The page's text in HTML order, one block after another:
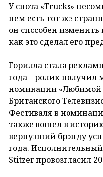
У спота «Trucks»
нем есть тот же
он способен изменить
как это сделал его
Горилла стала
года – ролик получил
номинации «Любимой
Британского
Фестиваля в
также вошел в
вернувший брэнду
года.
Stitzer провозгласил